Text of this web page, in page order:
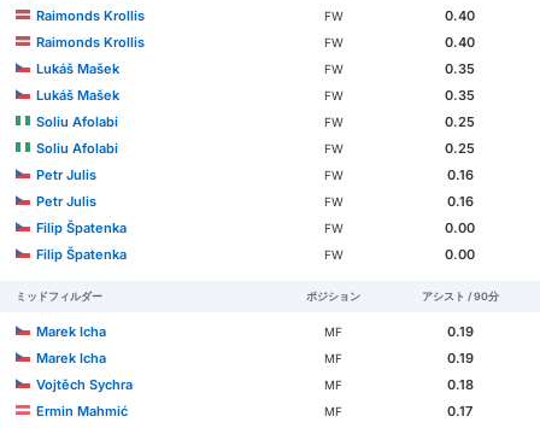
Raimonds Krollis
FW
0.40
Raimonds Krollis
FW
0.40
Lukáš Mašek
FW
0.35
Lukáš Mašek
FW
0.35
Soliu Afolabi
FW
0.25
Soliu Afolabi
FW
0.25
Petr Julis
FW
0.16
Petr Julis
FW
0.16
Filip Špatenka
FW
0.00
Filip Špatenka
FW 0.00
ミッドフィルダー ポジション アシスト / 90分
Marek Icha MF
0.19
Marek Icha
MF
0.19
Vojtěch Sychra
MF
0.18
Ermin Mahmić
MF 0.17